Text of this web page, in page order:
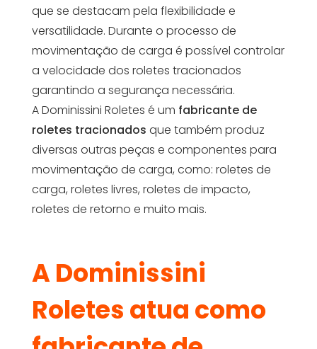
que se destacam pela flexibilidade e
versatilidade. Durante o processo de
movimentação de carga é possível controlar
a velocidade dos roletes tracionados
garantindo a segurança necessária.
A Dominissini Roletes é um fabricante de
roletes tracionados que também produz
diversas outras peças e componentes para
movimentação de carga, como: roletes de
carga, roletes livres, roletes de impacto,
roletes de retorno e muito mais.
A Dominissini
Roletes atua como